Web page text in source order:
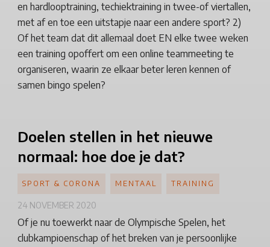
en hardlooptraining, techiektraining in twee-of viertallen,
met af en toe een uitstapje naar een andere sport? 2)
Of het team dat dit allemaal doet EN elke twee weken
een training opoffert om een online teammeeting te
organiseren, waarin ze elkaar beter leren kennen of
samen bingo spelen?
Doelen stellen in het nieuwe
normaal: hoe doe je dat?
Of je nu toewerkt naar de Olympische Spelen, het
clubkampioenschap of het breken van je persoonlijke
SPORT & CORONA MENTAAL TRAINING
24 NOVEMBER 2020